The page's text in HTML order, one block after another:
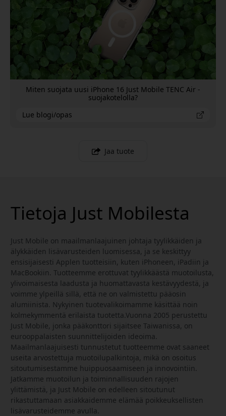
Miten suojata uusi iPhone 16 Just Mobile TENC Air -
suojakotelolla?
Lue blogi/opas
Jaa tuote
Tietoja Just Mobilesta
Just Mobile on maailmanlaajuinen johtaja tyylikkäiden ja
älykkäiden lisävarusteiden luomisessa, ja se keskittyy
ensisijaisesti Applen tuotteisiin, kuten iPhoneen, iPadiin ja
MacBookiin. Tuotteemme erottuvat tyylikkäästä muotoilusta,
ylivoimaisesta laadusta ja huomattavasta kestävyydestä, ja
voimme ylpeillä sillä, että ne on valmistettu pääosin
alumiinista. Nykyinen tuotevalikoimamme käsittää noin
kolmekymmentä erilaista tuotetta.Vuonna 2005 perustettu
Just Mobile, jonka pääkonttori sijaitsee Taiwanissa, on
eurooppalaisten suunnittelijoiden ideoima.
Maailmanlaajuisesti tunnustetut tuotteemme ovat saaneet
useita arvostettuja muotoilupalkintoja, mikä on osoitus
sitoutumisestamme huippuosaamiseen ja innovointiin.
Jatkamme muotoilun ja toiminnallisuuden rajojen
ylittämistä, ja Just Mobile on edelleen sitoutunut
rikastuttamaan asiakkaidemme elämää poikkeuksellisten
lisävarusteidemme avulla.